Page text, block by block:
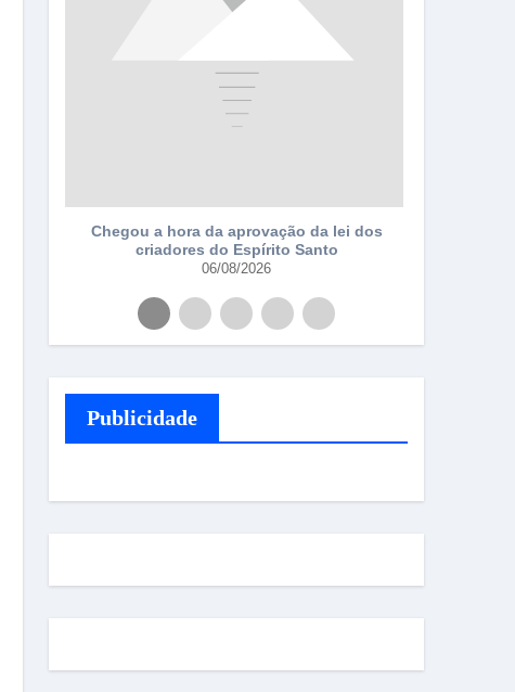
Chegou a hora da aprovação da lei dos
criadores do Espírito Santo
06/08/2026
Publicidade